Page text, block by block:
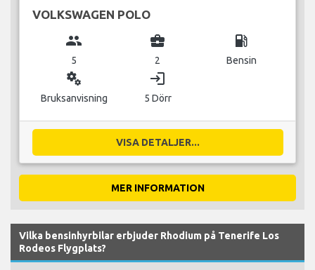
VOLKSWAGEN POLO
group
5
business_center
2
local_gas_station
Bensin
miscellaneous_services
Bruksanvisning
login
5 Dörr
VISA DETALJER...
MER INFORMATION
Vilka bensinhyrbilar erbjuder Rhodium på Tenerife Los
Rodeos Flygplats?